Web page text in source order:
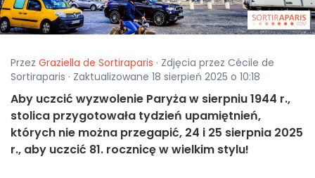
Przez Graziella de Sortiraparis · Zdjęcia przez Cécile de
Sortiraparis · Zaktualizowane 18 sierpień 2025 o 10:18
Aby uczcić wyzwolenie Paryża w sierpniu 1944 r.,
stolica przygotowała tydzień upamiętnień,
których nie można przegapić, 24 i 25 sierpnia 2025
r., aby uczcić 81. rocznicę w wielkim stylu!